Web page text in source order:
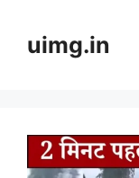
contentuimg.in